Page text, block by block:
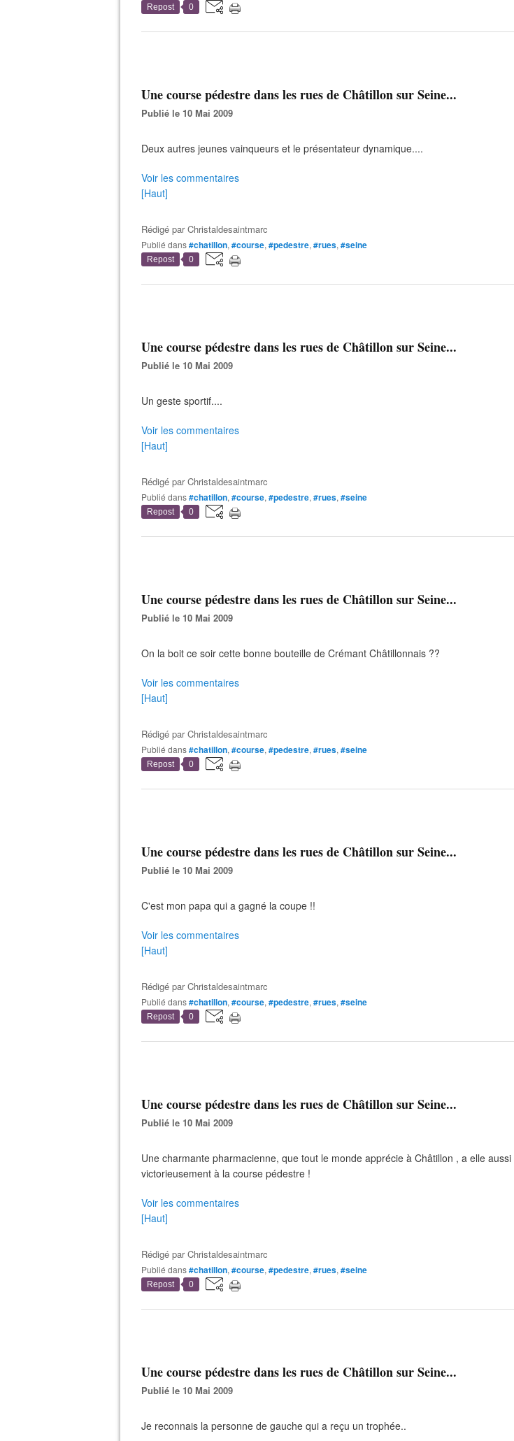
Repost 0
Une course pédestre dans les rues de Châtillon sur Seine...
Publié le 10 Mai 2009
Deux autres jeunes vainqueurs et le présentateur dynamique....
Voir les commentaires
[Haut]
Rédigé parChristaldesaintmarc
Publié dans#chatillon, #course, #pedestre, #rues, #seine
Repost 0
Une course pédestre dans les rues de Châtillon sur Seine...
Publié le 10 Mai 2009
Un geste sportif....
Voir les commentaires
[Haut]
Rédigé parChristaldesaintmarc
Publié dans#chatillon, #course, #pedestre, #rues, #seine
Repost 0
Une course pédestre dans les rues de Châtillon sur Seine...
Publié le 10 Mai 2009
On la boit ce soir cette bonne bouteille de Crémant Châtillonnais ??
Voir les commentaires
[Haut]
Rédigé parChristaldesaintmarc
Publié dans#chatillon, #course, #pedestre, #rues, #seine
Repost 0
Une course pédestre dans les rues de Châtillon sur Seine...
Publié le 10 Mai 2009
C'est mon papa qui a gagné la coupe !!
Voir les commentaires
[Haut]
Rédigé parChristaldesaintmarc
Publié dans#chatillon, #course, #pedestre, #rues, #seine
Repost 0
Une course pédestre dans les rues de Châtillon sur Seine...
Publié le 10 Mai 2009
Une charmante pharmacienne, que tout le monde apprécie à Châtillon , a elle
victorieusement à la course pédestre !
Voir les commentaires
[Haut]
Rédigé parChristaldesaintmarc
Publié dans#chatillon, #course, #pedestre, #rues, #seine
Repost 0
Une course pédestre dans les rues de Châtillon sur Seine...
Publié le 10 Mai 2009
Je reconnais la personne de gauche qui a reçu un trophée..